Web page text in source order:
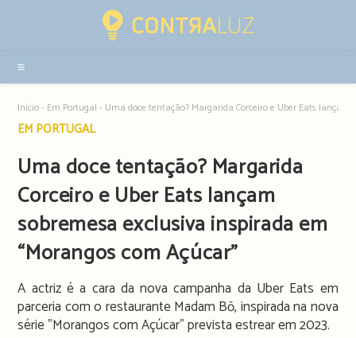
sidebar
Início- Em Portugal - Uma doce tentação? Margarida Corceiro e Uber Eats
Post
EM PORTUGAL
Uma doce tentação? Margarida
Corceiro e Uber Eats lançam
sobremesa exclusiva inspirada em
“Morangos com Açúcar”
A actriz é a cara da nova campanha da Uber Eats em
parceria com o restaurante Madam Bō, inspirada na nova
série "Morangos com Açúcar" prevista estrear em 2023.